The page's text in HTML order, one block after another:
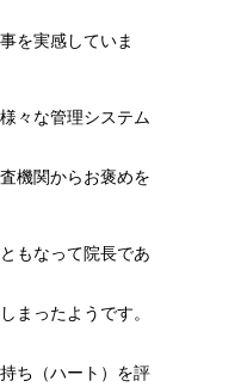
を実感していま
々な管理システム
機関からお褒めを
もなって院長であ
まったようです。
ち（ハート）を評